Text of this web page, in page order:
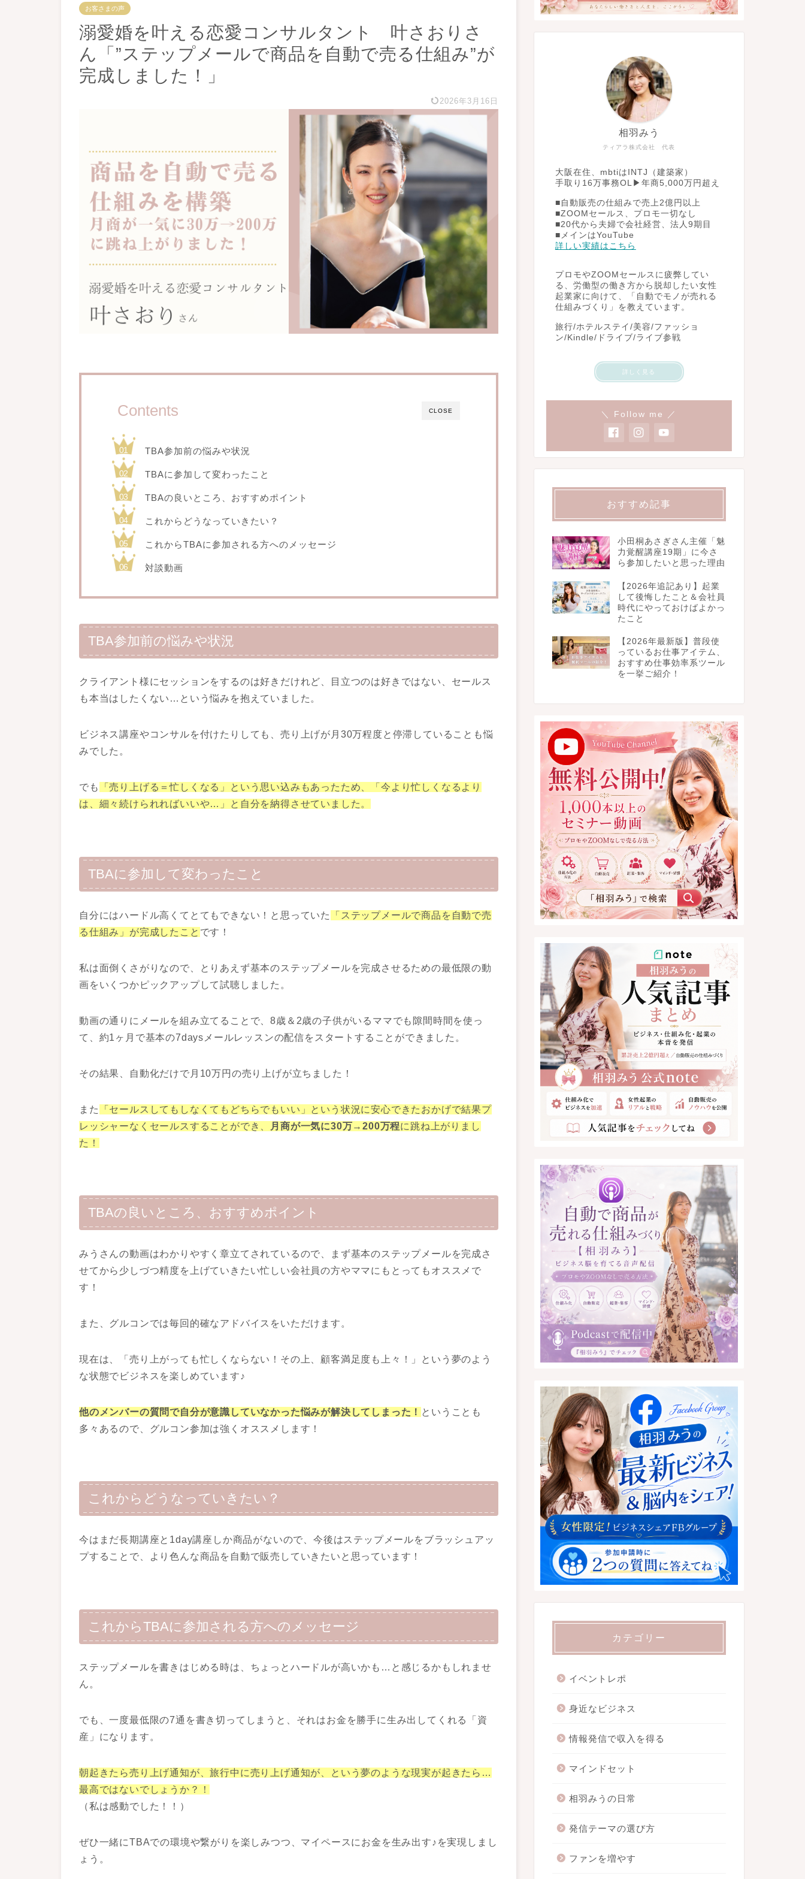
お客さまの声
溺愛婚を叶える恋愛コンサルタント 叶さおりさ
ん「”ステップメールで商品を自動で売る仕組み”が
完成しました！」
2026年3月16日
CLOSE
Contents
TBA参加前の悩みや状況
TBAに参加して変わったこと
TBAの良いところ、おすすめポイント
これからどうなっていきたい？
これからTBAに参加される方へのメッセージ
対談動画
TBA参加前の悩みや状況
クライアント様にセッションをするのは好きだけれど、目立つのは好きではない、セールス
も本当はしたくない…という悩みを抱えていました。
ビジネス講座やコンサルを付けたりしても、売り上げが月30万程度と停滞していることも悩
みでした。
でも
「売り上げる＝忙しくなる」という思い込みもあったため、「今より忙しくなるより
は、細々続けられればいいや…」と自分を納得させていました。
TBAに参加して変わったこと
自分にはハードル高くてとてもできない！と思っていた
「ステップメールで商品を自動で売
る仕組み」が完成したこと です！
私は面倒くさがりなので、とりあえず基本のステップメールを完成させるための最低限の動
画をいくつかピックアップして試聴しました。
動画の通りにメールを組み立てることで、8歳＆2歳の子供がいるママでも隙間時間を使っ
て、約1ヶ月で基本の7daysメールレッスンの配信をスタートすることができました。
その結果、自動化だけで月10万円の売り上げが立ちました！
また
「セールスしてもしなくてもどちらでもいい」という状況に安心できたおかげで結果プ
レッシャーなくセールスすることができ、
月商が一気に30万→200万程に跳ね上がりまし
た！
TBAの良いところ、おすすめポイント
みうさんの動画はわかりやすく章立てされているので、まず基本のステップメールを完成さ
せてから少しづつ精度を上げていきたい忙しい会社員の方やママにもとってもオススメで
す！
また、グルコンでは毎回的確なアドバイスをいただけます。
現在は、「売り上がっても忙しくならない！その上、顧客満足度も上々！」という夢のよう
な状態でビジネスを楽しめています♪
他のメンバーの質問で自分が意識していなかった悩みが解決してしまった！ ということも
多々あるので、グルコン参加は強くオススメします！
これからどうなっていきたい？
今はまだ長期講座と1day講座しか商品がないので、今後はステップメールをブラッシュアッ
プすることで、より色んな商品を自動で販売していきたいと思っています！
これからTBAに参加される方へのメッセージ
ステップメールを書きはじめる時は、ちょっとハードルが高いかも…と感じるかもしれませ
ん。
でも、一度最低限の7通を書き切ってしまうと、それはお金を勝手に生み出してくれる「資
産」になります。
朝起きたら売り上げ通知が、旅行中に売り上げ通知が、という夢のような現実が起きたら…
最高ではないでしょうか？！
（私は感動でした！！）
ぜひ一緒にTBAでの環境や繋がりを楽しみつつ、マイペースにお金を生み出す♪を実現しまし
ょう。
ティアラ株式会社 代表
相羽みう
大阪在住、mbtiはINTJ（建築家）
手取り16万事務OL▶︎年商5,000万円超え
■自動販売の仕組みで売上2億円以上
■ZOOMセールス、プロモ一切なし
■20代から夫婦で会社経営、法人9期目
■メインはYouTube
詳しい実績はこちら
プロモやZOOMセールスに疲弊してい
る、労働型の働き方から脱却したい女性
起業家に向けて、「自動でモノが売れる
仕組みづくり」を教えています。
旅行/ホテルステイ/美容/ファッショ
ン/Kindle/ドライブ/ライブ参戦
詳しく見る
＼ Follow me ／
おすすめ記事
小田桐あさぎさん主催「魅
力覚醒講座19期」に今さ
ら参加したいと思った理由
【2026年追記あり】起業
して後悔したこと＆会社員
時代にやっておけばよかっ
たこと
【2026年最新版】普段使
っているお仕事アイテム、
おすすめ仕事効率系ツール
を一挙ご紹介！
カテゴリー
イベントレポ
身近なビジネス
情報発信で収入を得る
マインドセット
相羽みうの日常
発信テーマの選び方
ファンを増やす